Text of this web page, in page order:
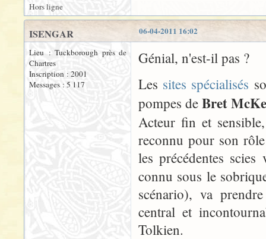
Hors ligne
06-04-2011 16:02
ISENGAR
Lieu : Tuckborough près de
Chartres
Inscription : 2001
Messages : 5 117
Génial, n'est-il pas ?
Les sites spécialisés
pompes de Bret
Acteur fin et
reconnu pour son
les précédentes
connu sous le
scénario), va
central et
Tolkien.